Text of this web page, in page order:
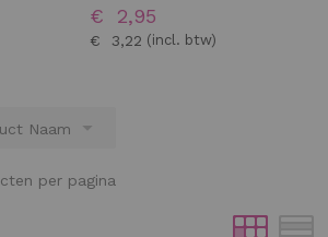
€ 3,22
€ 2,95
per pagina